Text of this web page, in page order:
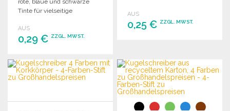
rote, blaue und schwarze
Tinte für vielseitige
AUS
0,29 € ZZGL. MWST.
BESTELLEN
Angebot anfordern
AUS
0,25 € ZZGL. MWST.
Angebot anfordern